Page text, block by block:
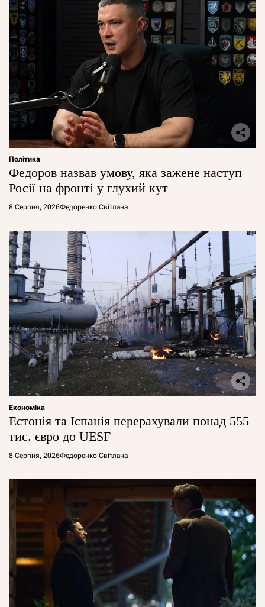
Політика
Федоров назвав умову, яка зажене наступ
Росії на фронті у глухий кут
8 Серпня, 2026Федоренко Світлана
Економіка
Естонія та Іспанія перерахували понад 555
тис. євро до UESF
8 Серпня, 2026Федоренко Світлана